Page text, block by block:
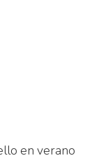
en verano